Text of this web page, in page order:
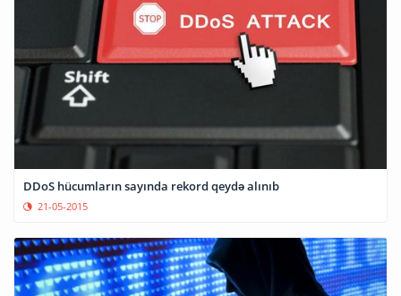
DDoS hücumların sayında rekord qeydə alınıb
21-05-2015